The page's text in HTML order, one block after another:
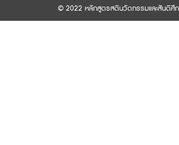
© 2022 หลักสูตรสตินวัตกรรมและสันติศึ